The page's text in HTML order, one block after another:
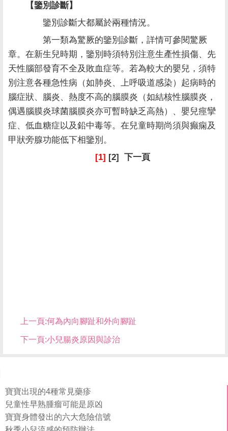
【鑒別診斷】
鑒別診斷大都屬於兩種情況。
第一類為驚厥的鑒別診斷，詳情可參閱驚厥
章。在新生兒時期，鑒別時須特別注意生產性損傷、先
天性腦部發育不全及敗血症等。若為較大的嬰兒，須特
別注意各種急性病（如肺炎、上呼吸道感染）起病時的
腦症狀、腦炎、熱度不高的腦膜炎（如結核性腦膜炎，
偶遇腦膜炎球菌腦膜炎亦可暫時缺乏高熱）、嬰兒痙攣
症、低血糖症以及鉛中毒等。在兒童時期尚須與癫痫及
甲狀旁腺功能低下相鑒別。
[1] [2] 下一頁
上一頁:何為內向腳趾和外向腳趾
下一頁:小兒腸炎原因與診治
寶寶出現的4種常見藥疹
兒童性早熟腫瘤可能是原凶
寶寶身體發出的六大危險信號